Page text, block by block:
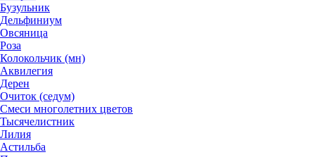
Бузульник
Дельфиниум
Овсяница
Роза
Колокольчик (мн)
Аквилегия
Дерен
Очиток (седум)
Смеси многолетних цветов
Тысячелистник
Лилия
Астильба